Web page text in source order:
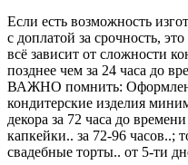
Если есть возможность
с доплатой за срочность,
всё зависит от сложности
позднее чем за 24 часа до
ВАЖНО помнить:
кондитерские изделия
декора за 72 часа до
капкейки.. за 72-96 часов..;
свадебные торты.. от 5-ти